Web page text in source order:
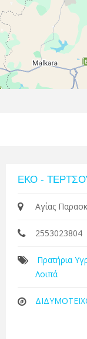
ΕΚΟ -
Αγίας
2553023804
Πρατήρια
Λοιπά